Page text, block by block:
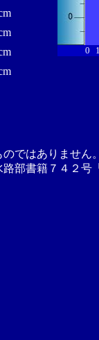
0
ではありませ
部書籍７４２